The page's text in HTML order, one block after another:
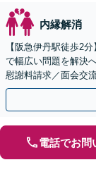
内縁解消
【阪急伊丹駅徒歩2
で幅広い問題を解決
慰謝料請求／面会交
初回無料】【休日夜
電話でお問